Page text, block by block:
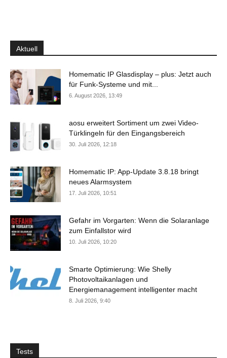
Aktuell
Homematic IP Glasdisplay – plus: Jetzt auch
für Funk-Systeme und mit...
6. August 2026, 13:49
aosu erweitert Sortiment um zwei Video-
Türklingeln für den Eingangsbereich
30. Juli 2026, 12:18
Homematic IP: App-Update 3.8.18 bringt
neues Alarmsystem
17. Juli 2026, 10:51
Gefahr im Vorgarten: Wenn die Solaranlage
zum Einfallstor wird
10. Juli 2026, 10:20
Smarte Optimierung: Wie Shelly
Photovoltaikanlagen und
Energiemanagement intelligenter macht
8. Juli 2026, 9:40
Tests